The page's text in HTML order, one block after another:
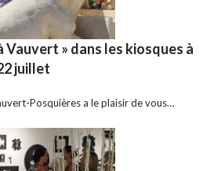
Vauvert » dans les kiosques à
juillet
Posquières a le plaisir de vous…